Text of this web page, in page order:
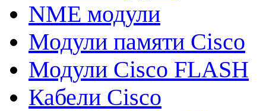
NME модули
Модули памяти Cisco
Модули Cisco FLASH
Кабели Cisco